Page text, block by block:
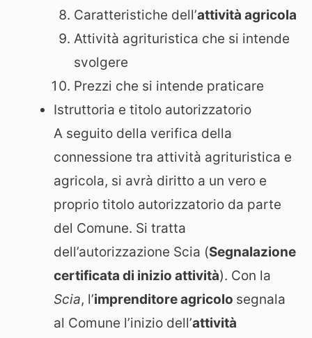
Caratteristiche dell’attività agricola
Attività agrituristica che si intende
svolgere
Prezzi che si intende praticare
Istruttoria e titolo autorizzatorio
A seguito della verifica della
connessione tra attività agrituristica e
agricola, si avrà diritto a un vero e
proprio titolo autorizzatorio da parte
del Comune. Si tratta
dell’autorizzazione Scia (Segnalazione
certificata di inizio attività). Con la
Scia, l’imprenditore agricolo segnala
al Comune l’inizio dell’attività